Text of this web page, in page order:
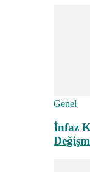
Genel
İnfaz